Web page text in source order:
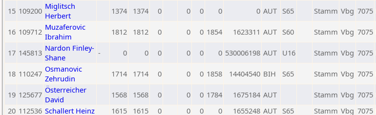
15 109200 Miglitsch
Herbert
1374 1374 0 0 0 0 0 AUT S65 Stamm Vbg 7075
16 109712 Muzaferovic
Ibrahim
1812 1812 0 0 0 1854 1623311 AUT S60 Stamm Vbg 7075
17 145813 Nardon Finley-
Shane
- 0 0 0 0 0 0 530006198 AUT U16 Stamm Vbg 7075
18 110247 Osmanovic
Zehrudin
1714 1714 0 0 0 1858 14404540 BIH S65 Stamm Vbg 7075
19 125677 Österreicher
David
1568 1568 0 0 0 1784 1675184 AUT Stamm Vbg 7075
20 112536 Schallert Heinz 1615 1615 0 0 0 0 1655248 AUT S65 Stamm Vbg 7075